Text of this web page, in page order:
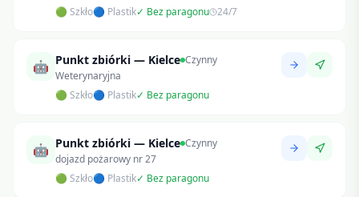
🟢 Szkło🔵 Plastik✓ Bez paragonu 24/7
🤖 Punkt zbiórki — Kielce Czynny
Weterynaryjna
🟢 Szkło🔵 Plastik✓ Bez paragonu
🤖 Punkt zbiórki — Kielce Czynny
dojazd pożarowy nr 27
🟢 Szkło🔵 Plastik✓ Bez paragonu